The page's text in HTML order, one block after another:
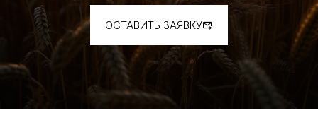
ОСТАВИТЬ ЗАЯВКУ